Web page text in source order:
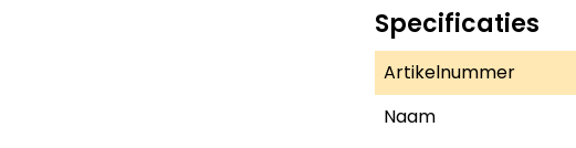
Specificaties
Artikelnummer
Naam